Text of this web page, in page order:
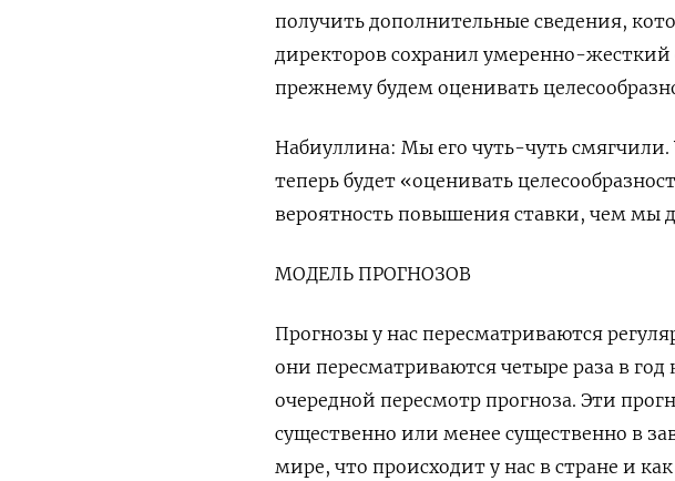
получить дополнительные сведения,
директоров сохранил умеренно-
прежнему будем оценивать
Набиуллина: Мы его чуть-чуть
теперь будет «оценивать
вероятность повышения ставки, чем мы
МОДЕЛЬ ПРОГНОЗОВ
Прогнозы у нас пересматриваются
они пересматриваются четыре раза в
очередной пересмотр прогноза. Эти
существенно или менее существенно в
мире, что происходит у нас в стране и